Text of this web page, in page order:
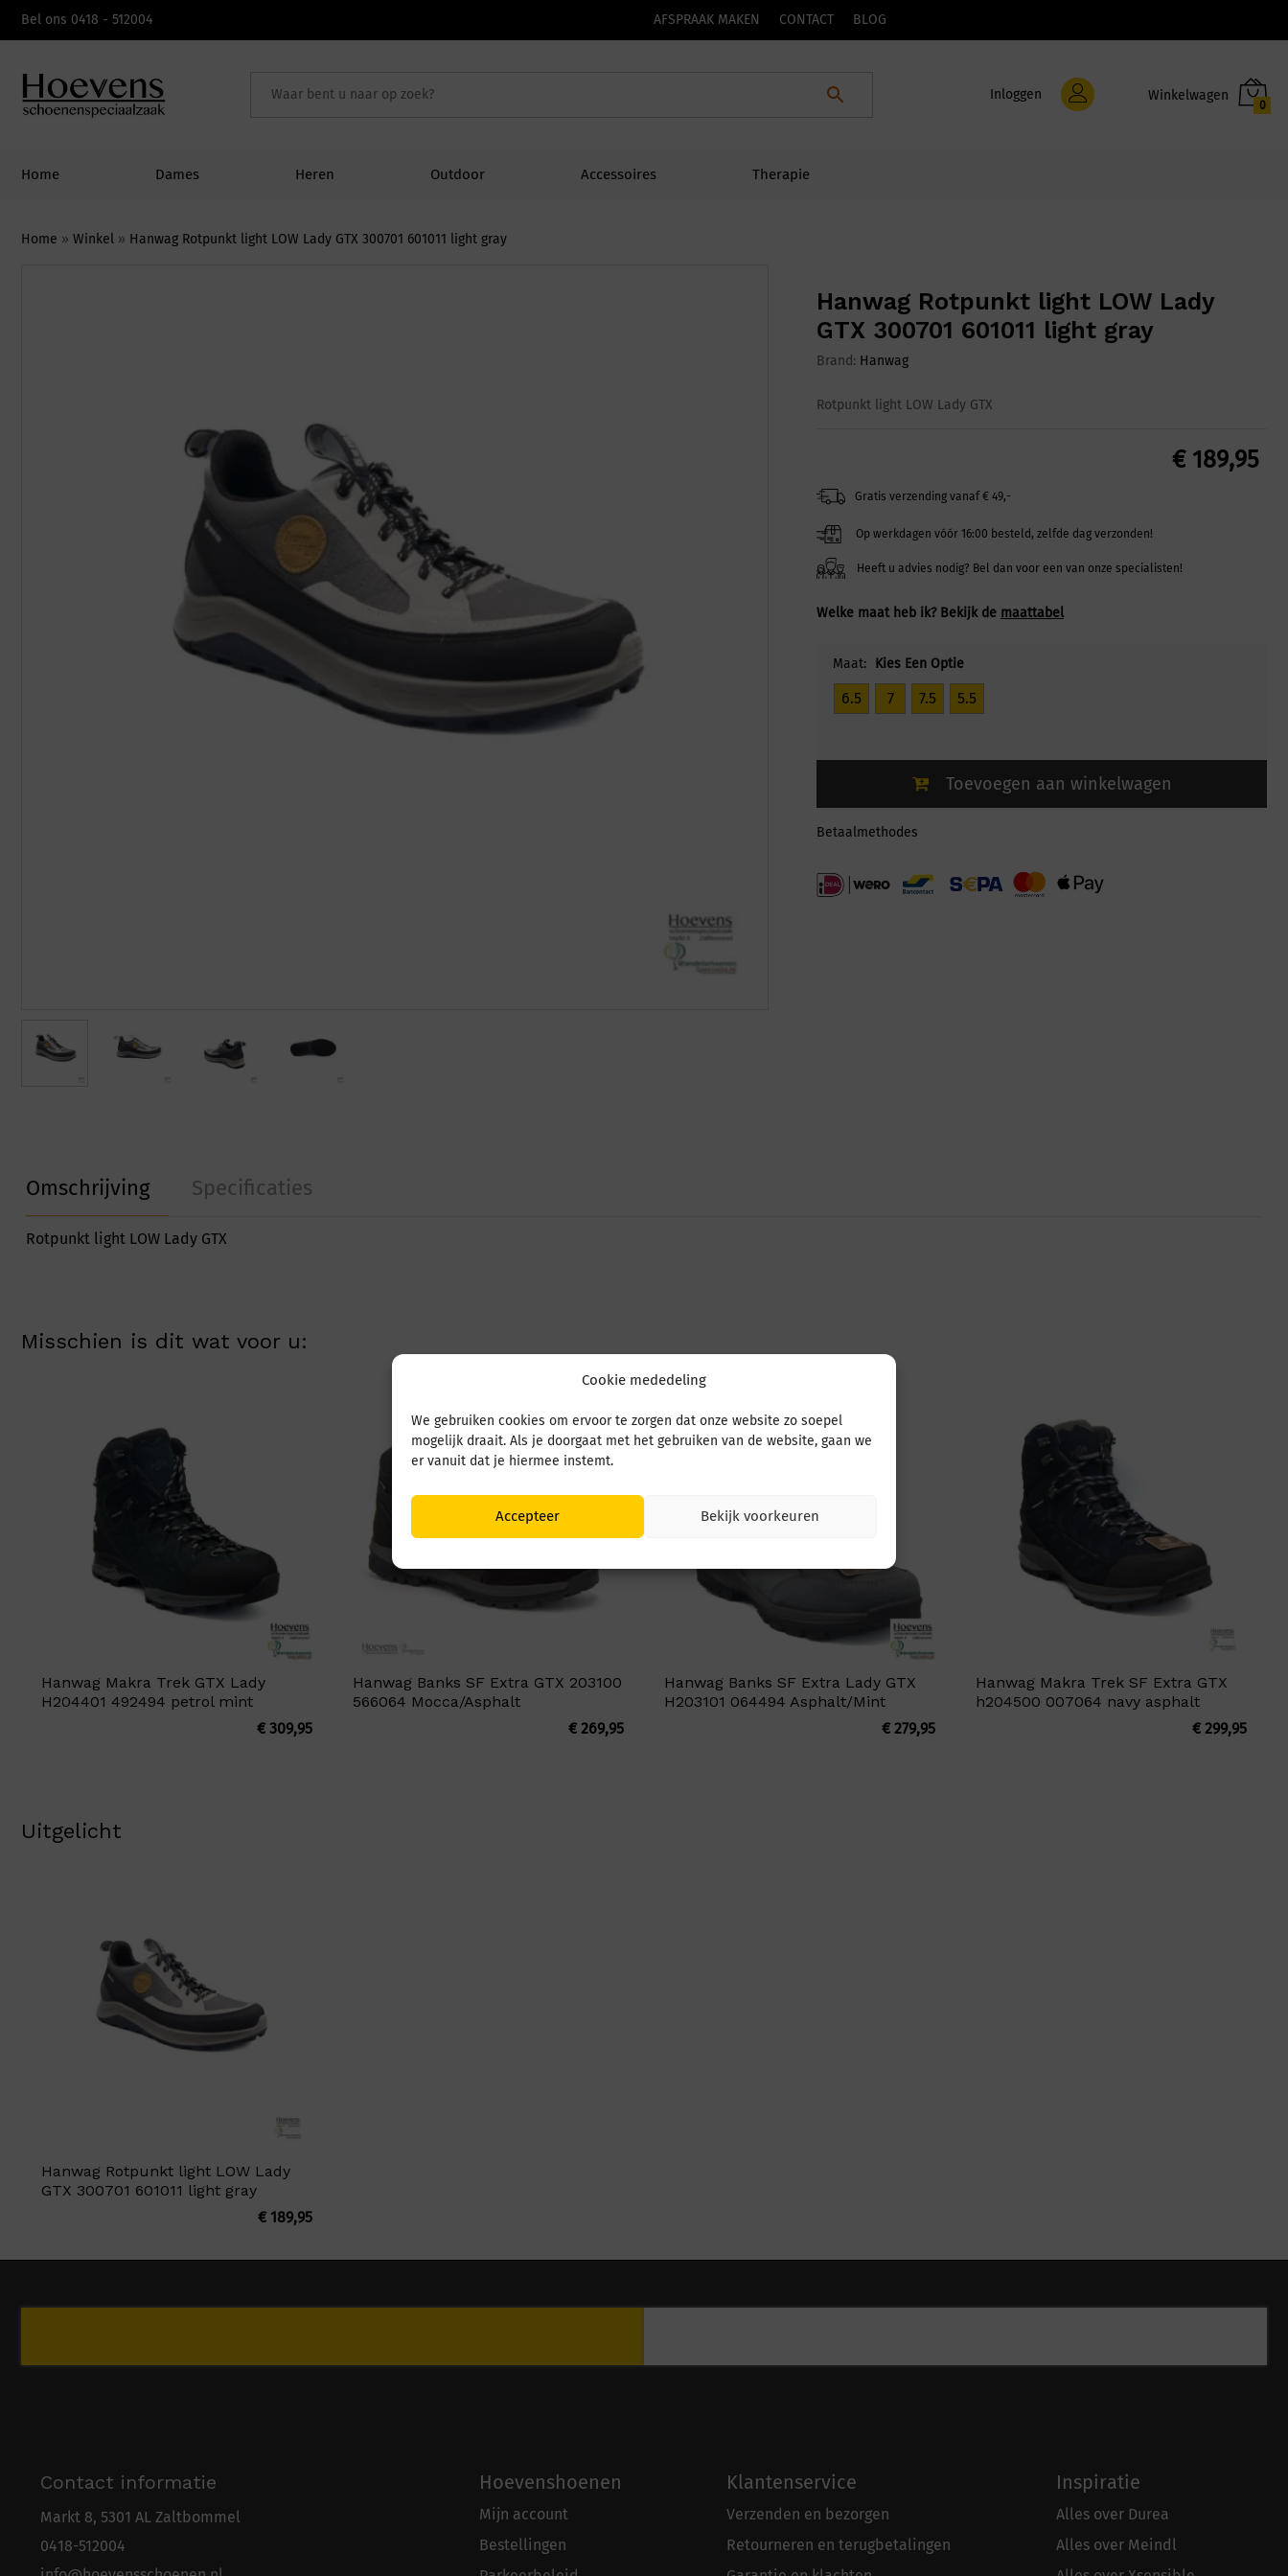
Cookie mededeling
We gebruiken cookies om ervoor te zorgen dat onze website zo soepel
mogelijk draait. Als je doorgaat met het gebruiken van de website, gaan we
er vanuit dat je hiermee instemt.
Accepteer Bekijk voorkeuren
Bel ons 0418 - 512004 AFSPRAAK MAKEN CONTACT BLOG
Inloggen
0
Home Dames Heren Outdoor Accessoires Therapie
Home » Winkel » Hanwag Rotpunkt light LOW Lady GTX 300701 601011 light gray
Hanwag Rotpunkt light LOW Lady
GTX 300701 601011 light gray
Brand: Hanwag
Rotpunkt light LOW Lady GTX
€189,95
Gratis verzending vanaf € 49,-
Op werkdagen vóór 16:00 besteld, zelfde dag verzonden!
Heeft u advies nodig? Bel dan voor een van onze specialisten!
Welke maat heb ik? Bekijk de maattabel
Maat: Kies Een Optie
6.5 7 7.5 5.5
Toevoegen aan winkelwagen
Betaalmethodes
Omschrijving Specificaties
Rotpunkt light LOW Lady GTX
Misschien is dit wat voor u:
Hanwag Makra Trek GTX Lady
H204401 492494 petrol mint
€309,95
Hanwag Banks SF Extra GTX 203100
566064 Mocca/Asphalt
€269,95
Hanwag Banks SF Extra Lady GTX
H203101 064494 Asphalt/Mint
€279,95
Hanwag Makra Trek SF Extra GTX
h204500 007064 navy asphalt
€299,95
Uitgelicht
Hanwag Rotpunkt light LOW Lady
GTX 300701 601011 light gray
€189,95
Contact informatie
Markt 8, 5301 AL Zaltbommel
0418-512004
Hoevenshoenen
Mijn account
Bestellingen
Klantenservice
Verzenden en bezorgen
Retourneren en terugbetalingen
Inspiratie
Alles over Durea
Alles over Meindl